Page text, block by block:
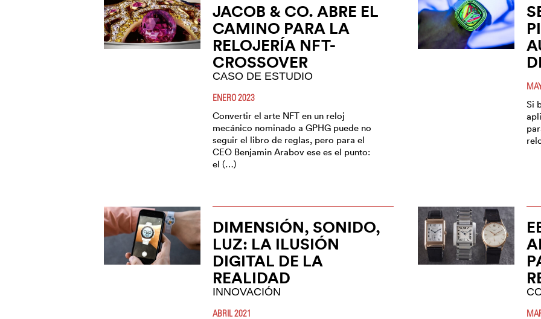
JACOB & CO. ABRE EL
CAMINO PARA LA
RELOJERÍA NFT-
CROSSOVER
CASO DE ESTUDIO
ENERO 2023
Convertir el arte NFT en un reloj
mecánico nominado a GPHG puede no
seguir el libro de reglas, pero para el
CEO Benjamin Arabov ese es el punto:
el (…)
Si
DIMENSIÓN, SONIDO,
LUZ: LA ILUSIÓN
DIGITAL DE LA
REALIDAD
INNOVACIÓN
ABRIL 2021